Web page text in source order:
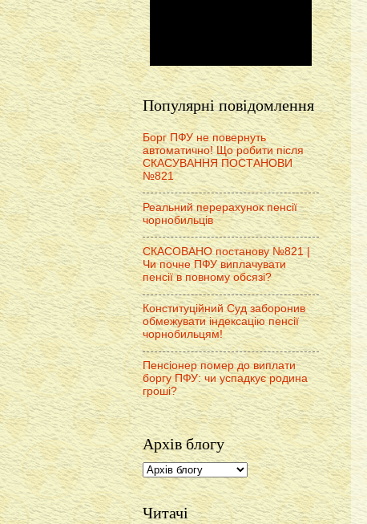
Популярні повідомлення
Борг ПФУ не повернуть
автоматично! Що робити після
СКАСУВАННЯ ПОСТАНОВИ
№821
Реальний перерахунок пенсії
чорнобильців
СКАСОВАНО постанову №821 |
Чи почне ПФУ виплачувати
пенсії в повному обсязі?
Конституційний Суд заборонив
обмежувати індексацію пенсії
чорнобильцям!
Пенсіонер помер до виплати
боргу ПФУ: чи успадкує родина
гроші?
Архів блогу
Читачі